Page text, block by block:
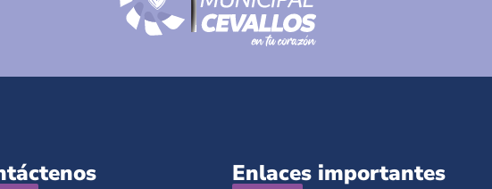
Enlaces importantes